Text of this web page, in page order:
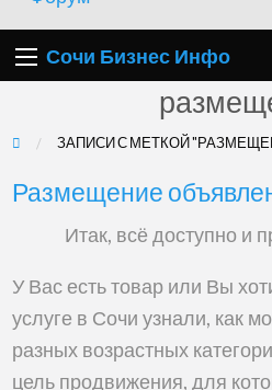
Сочи Бизнес Инфо
ЗАПИСИ С МЕТКОЙ
Размещение
сайте
Размещение
Итак, всё доступно и
У Вас есть товар или Вы
услуге в Сочи узнали, как
разных возрастных
цель продвижения, для